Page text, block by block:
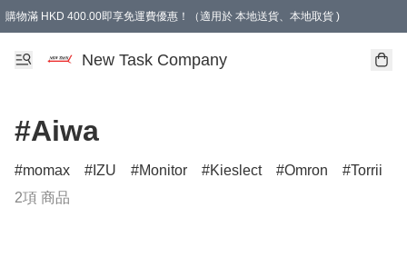
購物滿 HKD 400.00即享免運費優惠！（適用於 本地送貨、本地取貨 )
New Task Company
#Aiwa
momax IZU Monitor Kieslect Omron Torrii
2項 商品